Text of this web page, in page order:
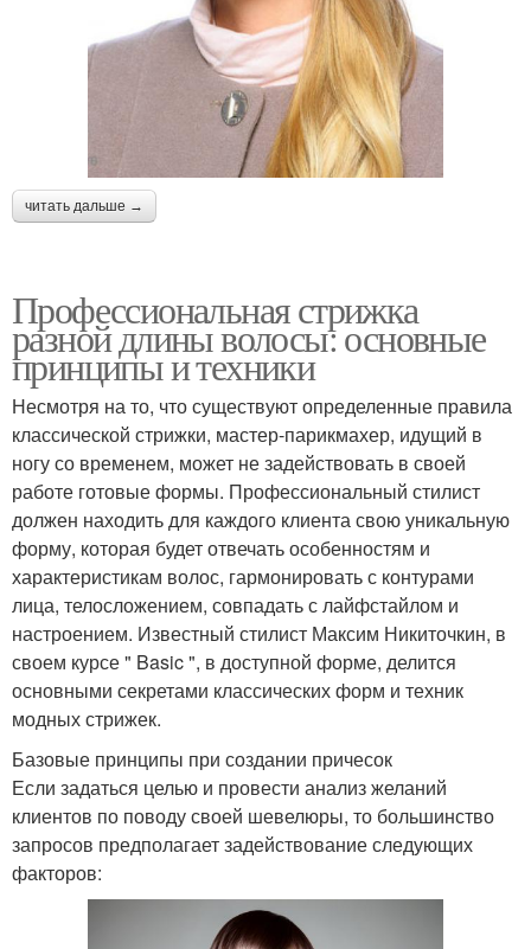
читать дальше →
Профессиональная стрижка
разной длины волосы: основные
принципы и техники
Несмотря на то, что существуют определенные правила
классической стрижки, мастер-парикмахер, идущий в
ногу со временем, может не задействовать в своей
работе готовые формы. Профессиональный стилист
должен находить для каждого клиента свою уникальную
форму, которая будет отвечать особенностям и
характеристикам волос, гармонировать с контурами
лица, телосложением, совпадать с лайфстайлом и
настроением. Известный стилист Максим Никиточкин, в
своем курсе " Basic ", в доступной форме, делится
основными секретами классических форм и техник
модных стрижек.
Базовые принципы при создании причесок
Если задаться целью и провести анализ желаний
клиентов по поводу своей шевелюры, то большинство
запросов предполагает задействование следующих
факторов: